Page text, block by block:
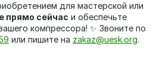
для мастерской или
прямо сейчас и обеспечьте
компрессора! ✨ Звоните по
или пишите на zakaz@uesk.org.